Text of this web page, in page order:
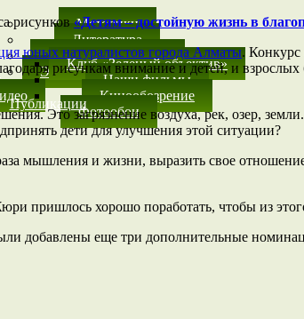
Методики
Литература
Детское творчество
Экологические клубы
Клуб «Зеленый объектив»
Наши фильмы
Кинообозрение
Фотообои
Публикации
рисунков «Детям – достойную жизнь в
юных натуралистов города Алматы. Конкурс
рисункам внимание и детей, и
Это загрязнение воздуха, рек, озер,
дети для улучшения этой ситуации?
мышления и жизни, выразить свое
пришлось хорошо поработать, чтобы из
добавлены еще три дополнительные